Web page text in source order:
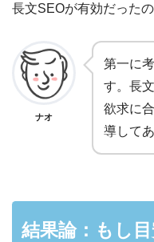
長文SEOが有効だった
ナオ
第一に
す。長
欲求に
導して
結果論：もし